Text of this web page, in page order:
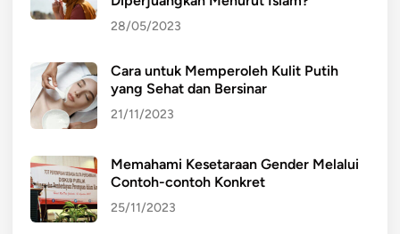
M
28/05/2023
Cara untuk Memperoleh Kulit Putih
yang Sehat dan Bersinar
21/11/2023
Memahami Kesetaraan Gender Melalui
Contoh-contoh Konkret
25/11/2023